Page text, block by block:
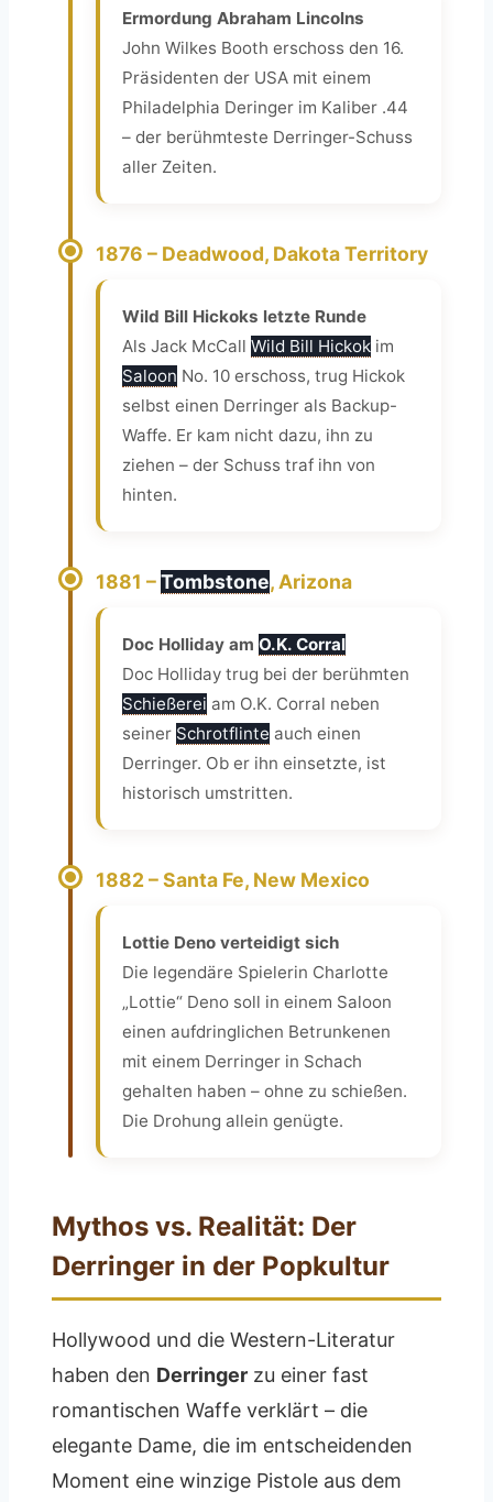
Ermordung Abraham Lincolns
John Wilkes Booth erschoss den 16.
Präsidenten der USA mit einem
Philadelphia Deringer im Kaliber .44
– der berühmteste Derringer-Schuss
aller Zeiten.
1876 – Deadwood, Dakota Territory
Wild Bill Hickoks letzte Runde
Als Jack McCall Wild Bill Hickok im
Saloon No. 10 erschoss, trug Hickok
selbst einen Derringer als Backup-
Waffe. Er kam nicht dazu, ihn zu
ziehen – der Schuss traf ihn von
hinten.
1881 –Tombstone, Arizona
Doc Holliday am O.K. Corral
Doc Holliday trug bei der berühmten
Schießerei am O.K. Corral neben
seiner Schrotflinte auch einen
Derringer. Ob er ihn einsetzte, ist
historisch umstritten.
1882 – Santa Fe, New Mexico
Lottie Deno verteidigt sich
Die legendäre Spielerin Charlotte
„Lottie“ Deno soll in einem Saloon
einen aufdringlichen Betrunkenen
mit einem Derringer in Schach
gehalten haben – ohne zu schießen.
Die Drohung allein genügte.
Mythos vs. Realität: Der
Derringer in der Popkultur
Hollywood und die Western-Literatur
haben den Derringer zu einer fast
romantischen Waffe verklärt – die
elegante Dame, die im entscheidenden
Moment eine winzige Pistole aus dem